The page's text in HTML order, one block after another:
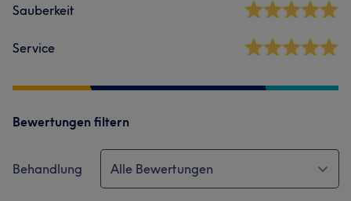
Sauberkeit
Service
Bewertungen filtern
Behandlung Alle Bewertungen